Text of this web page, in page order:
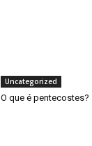
Uncategorized
O que é pentecostes?